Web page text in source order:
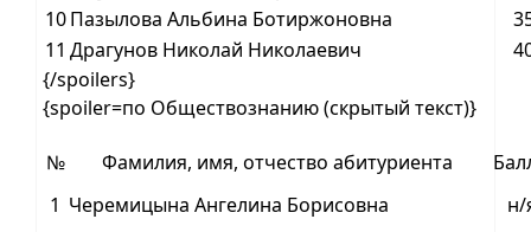
10Пазылова Альбина Ботиржоновна
11 Драгунов Николай Николаевич
{/spoilers}
{spoiler=по Обществознанию (скрытый текст)}
№ Фамилия, имя, отчество абитуриента
1 Черемицына Ангелина Борисовна
н/